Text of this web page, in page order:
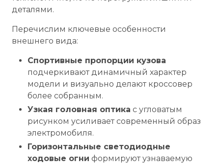
деталями.
Перечислим ключевые особенности
внешнего вида:
Спортивные пропорции кузова
подчеркивают динамичный характер
модели и визуально делают кроссовер
более собранным.
Узкая головная оптика с угловатым
рисунком усиливает современный образ
электромобиля.
Горизонтальные светодиодные
ходовые огни формируют узнаваемую